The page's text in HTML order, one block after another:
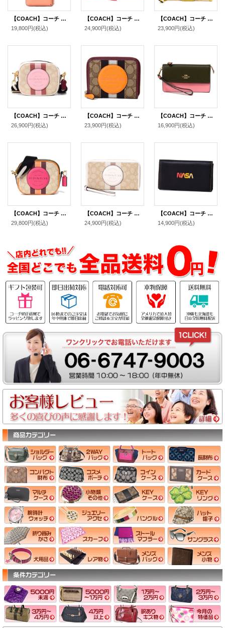
【COACH】コーチ レザー エッセンシャル フォン iPhone スマホ ポーチ ロゴ ウォレット 長財布 フェイディドオレンジ〔日本未発売〕
19,800円(税込)
【COACH】コーチ ジャガード ぺブルレザー シグネチャー デンプシー ストライプ ロゴ パッチ ラージ iPhone スマホ フォン ウォレット リストレット 財布 タフィー〔日本未発売〕
24,900円(税込)
【COACH】コーチ ジャガード ペブルレザー シグネチャー デンプシー ロゴ スモール ジップ アラウンド ウォレット 二つ折り 財布 レトロイエロー〔日本未発売〕
23,900円(税込)
【COACH】コーチ ジャガード ぺブルレザー シグネチャー ミニ デンプシー ストライプ ロゴ パッチ カメラバッグ クロスボディ 斜め掛け 2way クラッチ ショルダーバッグ ライトカーキ×バニラクリームマルチ（日本未発売）
26,900円(税込)
【COACH】コーチ ジャガード ペブルレザー シグネチャー デンプシー ストライプ ロゴ パッチ スモール ジップ アラウンド ウォレット 二つ折り 財布 カーキ×サンビームマルチ〔日本未発売〕
23,900円(税込)
【COACH】コーチ グレインレザー カラーブロック フォルドオーバー リストレット スマホ フォン ウォレット 二つ折り 財布 キャンティーンマルチ〔日本未発売〕
16,900円(税込)
【COACH】コーチ ジャガード ぺブルレザー シグネチャー ミニ デンプシー ストライプ ロゴ パッチ カメラバッグ クロスボディ 斜め掛け 2way クラッチ ショルダーバッグ ライトカーキ×エレクトリックピンク（日本未発売）
29,800円(税込)
【COACH】コーチ ジャガード ぺブルレザー シグネチャー デンプシー ストライプ ロゴ パッチ ラージ iPhone スマホ フォン ウォレット リストレット 財布 ライトカーキチャーク〔日本未発売〕
24,900円(税込)
【COACH】コーチ メンズ グラブタンレザー NASA ロゴ スペースモチーフ 二つ折り 手帳型 iPhone スマホ フォンウォレット ブラック（日本未発売）
14,900円(税込)